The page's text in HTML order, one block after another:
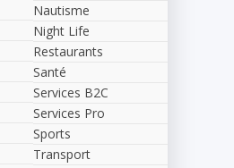
Nautisme
Night Life
Restaurants
Santé
Services B2C
Services Pro
Sports
Transport